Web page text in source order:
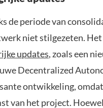
de periode van
niet stilgezeten.
updates, zoals een
Decentralized
ontwikkeling,
van het project.